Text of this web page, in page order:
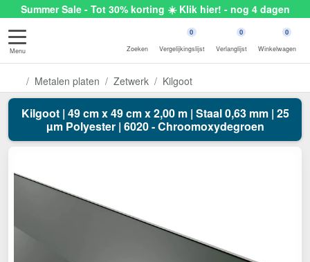
Summer Sale - Tot 30% korting ☀️ Klik hier! - nog 4 dagen
Menu Zoeken
0
Vergelijkingslijst
0
Verlanglijst
0
Winkelwagen
Metalen platen Zetwerk Kilgoot
Kilgoot | 49 cm x 49 cm x 2,00 m | Staal 0,63 mm | 25
µm Polyester | 6020 - Chroomoxydegroen